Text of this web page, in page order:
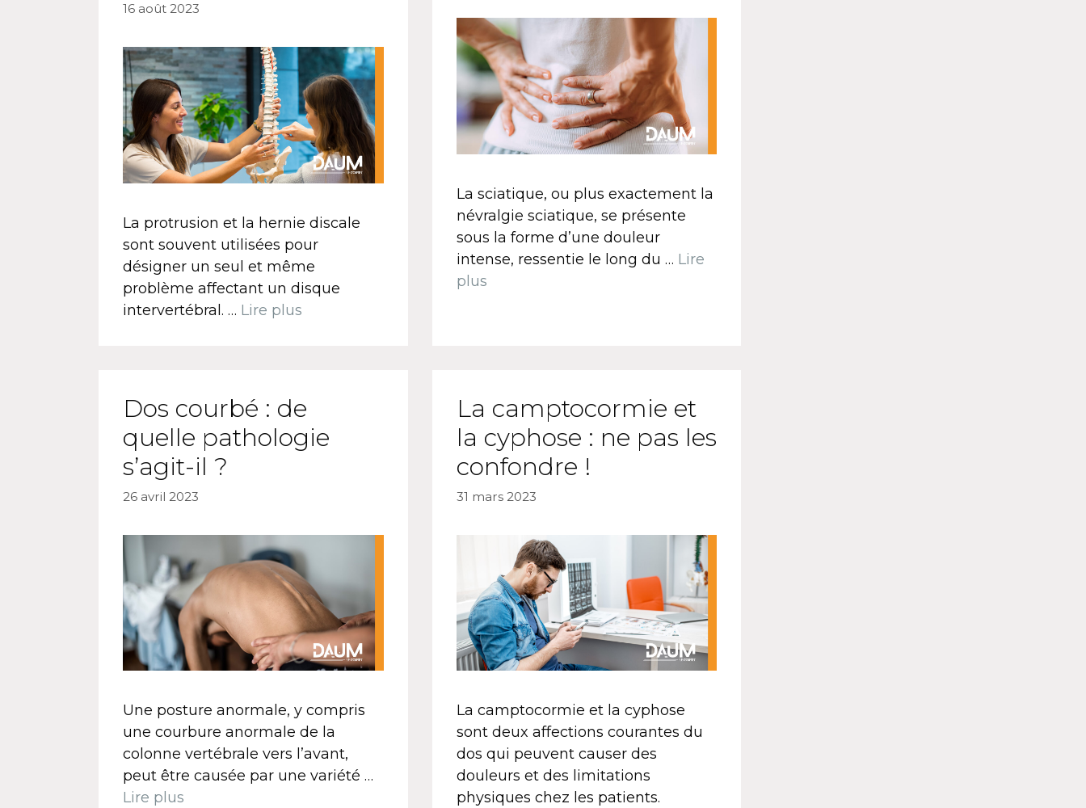
16 août 2023
La protrusion et la hernie discale
sont souvent utilisées pour
désigner un seul et même
problème affectant un disque
intervertébral. … Lire plus
La sciatique, ou plus exactement la
névralgie sciatique, se présente
sous la forme d’une douleur
intense, ressentie le long du … Lire
plus
Dos courbé : de
quelle pathologie
s’agit-il ?
26 avril 2023
Une posture anormale, y compris
une courbure anormale de la
colonne vertébrale vers l’avant,
peut être causée par une variété …
Lire plus
La camptocormie et
la cyphose : ne pas les
confondre !
31 mars 2023
La camptocormie et la cyphose
sont deux affections courantes du
dos qui peuvent causer des
douleurs et des limitations
physiques chez les patients.